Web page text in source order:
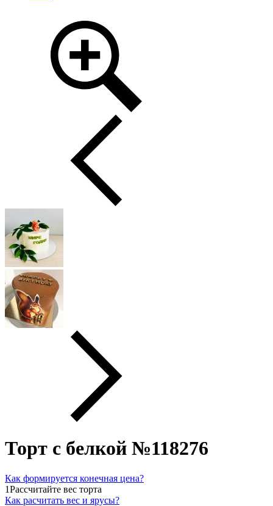
Торт с белкой №118276
Как формируется конечная цена?
1Рассчитайте вес торта
Как расчитать вес и ярусы?